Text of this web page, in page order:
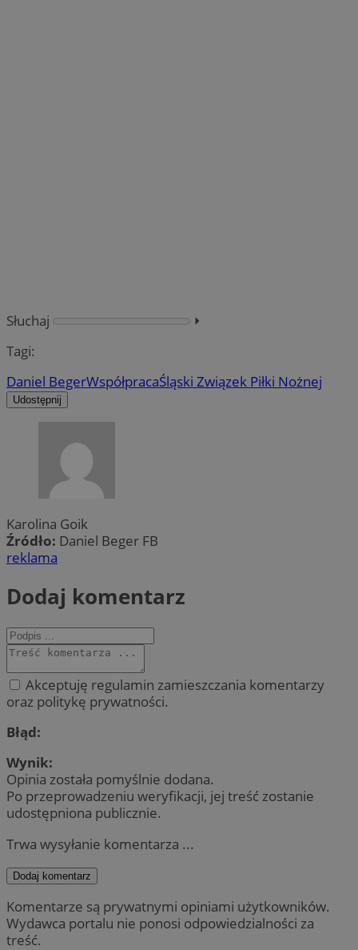
Słuchaj
⏵︎
Tagi:
Daniel BegerWspółpracaŚląski Związek Piłki Nożnej
Udostępnij
Karolina Goik
Źródło: Daniel Beger FB
reklama
Dodaj komentarz
Akceptuję regulamin zamieszczania komentarzy
oraz politykę prywatności.
Błąd:
Wynik:
Opinia została pomyślnie dodana.
Po przeprowadzeniu weryfikacji, jej treść zostanie
udostępniona publicznie.
Trwa wysyłanie komentarza ...
Dodaj komentarz
Komentarze są prywatnymi opiniami użytkowników.
Wydawca portalu nie ponosi odpowiedzialności za
treść.